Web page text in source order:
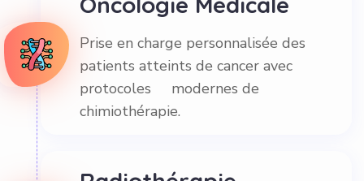
Prise en charge personnalisée des
patients atteints de cancer avec
protocoles modernes de
chimiothérapie.